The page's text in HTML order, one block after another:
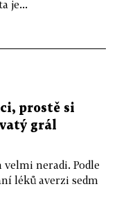
je...
prostě si
grál
neradi. Podle
léků averzi sedm